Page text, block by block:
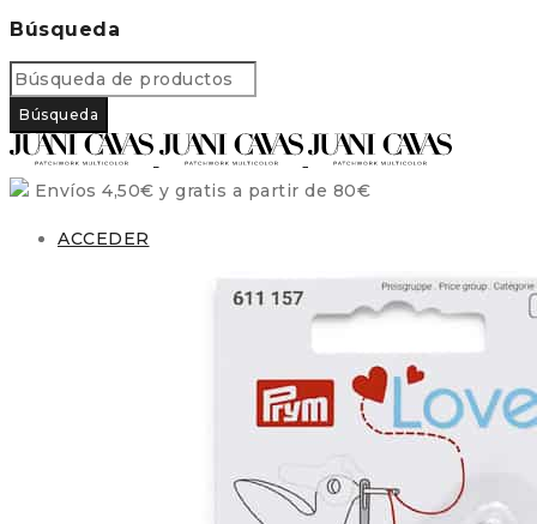
Búsqueda
Envíos 4,50€ y gratis a partir de 80€
ACCEDER